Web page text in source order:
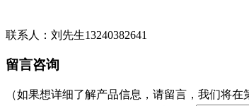
联系人：刘先生13240382641
留言咨询
（如果想详细了解产品信息，请留言，我们将在